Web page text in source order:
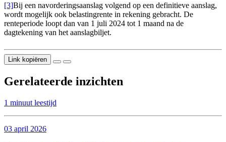
[3]Bij een navorderingsaanslag volgend op een definitieve aanslag,
wordt mogelijk ook belastingrente in rekening gebracht. De
renteperiode loopt dan van 1 juli 2024 tot 1 maand na de
dagtekening van het aanslagbiljet.
Link kopiëren
Gerelateerde inzichten
1 minuut leestijd
03 april 2026